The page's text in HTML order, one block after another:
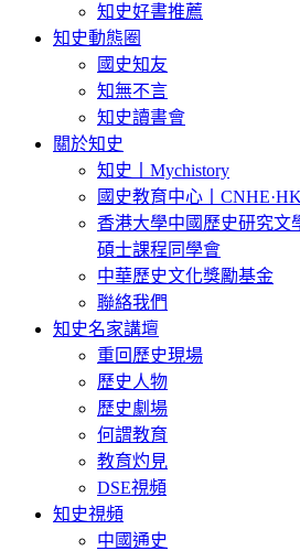
知史好書推薦
知史動態圈
國史知友
知無不言
知史讀書會
關於知史
知史丨Mychistory
國史教育中心丨CNHE·HK
香港大學中國歷史研究文
碩士課程同學會
中華歷史文化獎勵基金
聯絡我們
知史名家講壇
重回歷史現場
歷史人物
歷史劇場
何謂教育
教育灼見
DSE視頻
知史視頻
中國通史